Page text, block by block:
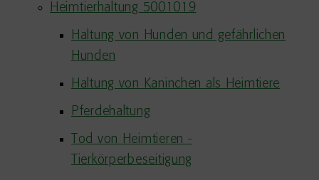
Heimtierhaltung 5001019
Haltung von Hunden und gefährlichen
Hunden
Haltung von Kaninchen als Heimtiere
Pferdehaltung
Tod von Heimtieren -
Tierkörperbeseitigung